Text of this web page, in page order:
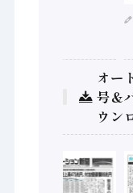
オー
号＆
ウン